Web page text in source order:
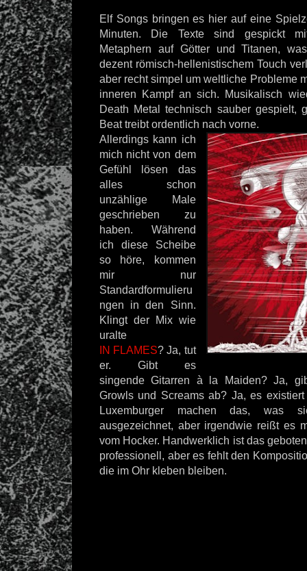
Elf Songs bringen es hier auf eine
Minuten. Die Texte sind gespickt
Metaphern auf Götter und Titanen,
dezent römisch-hellenistischem Touch
aber recht simpel um weltliche Probleme
inneren Kampf an sich. Musikalisch
Death Metal technisch sauber gespielt,
Beat treibt ordentlich nach vorne.
Allerdings kann ich
mich nicht von dem
Gefühl lösen das
alles schon
unzählige Male
geschrieben zu
haben. Während
ich diese Scheibe
so höre, kommen
mir nur
Standardformulieru
ngen in den Sinn.
Klingt der Mix wie
uralte
IN FLAMES? Ja, tut
er. Gibt es
singende Gitarren à la Maiden? Ja,
Growls und Screams ab? Ja, es
Luxemburger machen das, was
ausgezeichnet, aber irgendwie reißt es
vom Hocker. Handwerklich ist das
professionell, aber es fehlt den
die im Ohr kleben bleiben.